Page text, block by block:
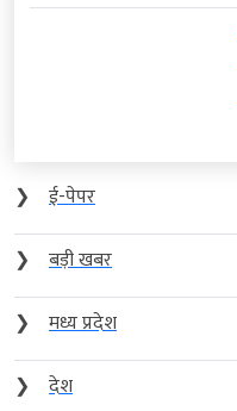
❯
ई-पेपर
❯
बड़ी खबर
❯
मध्य प्रदेश
❯
देश